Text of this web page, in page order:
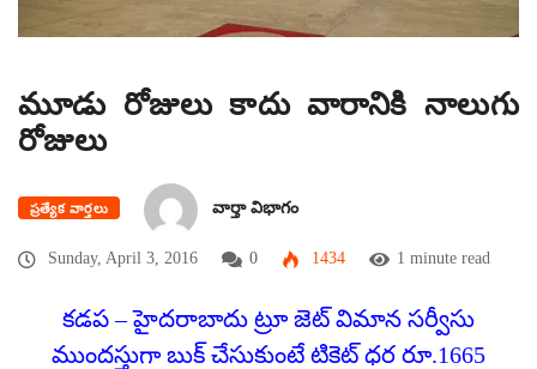
మూడు రోజులు కాదు వారానికి నాలుగు
రోజులు
ప్రత్యేక వార్తలు వార్తా విభాగం
Sunday, April 3, 2016 0 1434 1 minute read
కడప – హైదరాబాదు ట్రూ జెట్ విమాన సర్వీసు
ముందస్తుగా బుక్ చేసుకుంటే టికెట్ ధర రూ.1665